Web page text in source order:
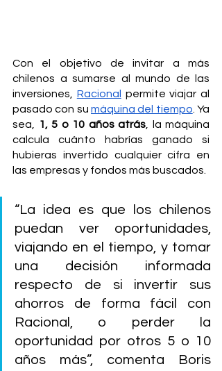
Con el objetivo de invitar a más
chilenos a sumarse al mundo de las
inversiones, Racional
permite viajar al
pasado con su máquina del tiempo . Ya
sea,
1, 5 o 10 años atrás , la máquina
calcula cuánto habrías ganado si
hubieras invertido cualquier cifra en
las empresas y fondos más buscados.
“La idea es que los chilenos
puedan ver oportunidades,
viajando en el tiempo, y tomar
una decisión informada
respecto de si invertir sus
ahorros de forma fácil con
Racional, o perder la
oportunidad por otros 5 o 10
años más”, comenta Boris